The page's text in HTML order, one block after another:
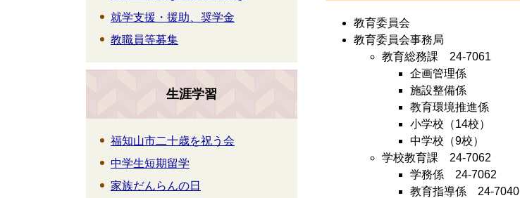
教育委員会
教育委員会事務局
教育総務課 24-7061
企画管理係
施設整備係
教育環境推進係
小学校（14校）
中学校（9校）
学校教育課 24-7062
学務係 24-7062
教育指導係 24-7040
就学支援・援助、奨学金
教職員等募集
生涯学習
福知山市二十歳を祝う会
中学生短期留学
家族だんらんの日